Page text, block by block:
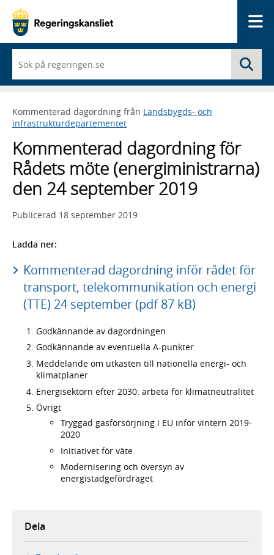
du
börjar
skriva
framträder
en
med
sökförslag
Kommenterad dagordning från Landsbygds- och
infrastrukturdepartementet
Kommenterad dagordning för
Rådets möte (energiministrarna)
den 24 september 2019
Publicerad 18 september 2019
Ladda ner:
Kommenterad dagordning inför rådet för
transport, telekommunikation och energi
(TTE) 24 september (pdf 87 kB)
Godkännande av dagordningen
Godkännande av eventuella A-punkter
Meddelande om utkasten till nationella energi- och
klimatplaner
Energisektorn efter 2030: arbeta för klimatneutralitet
Övrigt
Tryggad gasförsörjning i EU inför vintern 2019-
2020
Initiativet för väte
Modernisering och översyn av
energistadgefördraget
Dela